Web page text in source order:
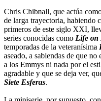
Chris Chibnall, que actúa
de larga trayectoria, habiendo
primeros de este siglo XXI,
series conocidas como Life on
temporadas de la veteranísima
aseado, a sabiendas de que
a los Emmys ni nada por el
agradable y que se deja ver,
Siete Esferas.